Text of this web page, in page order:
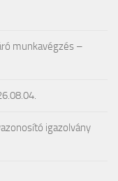
munkavégzés –
igazolvány